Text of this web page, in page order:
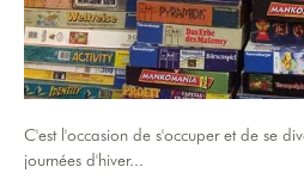
C'est l'occasion de s'occuper et de se
journées d'hiver...